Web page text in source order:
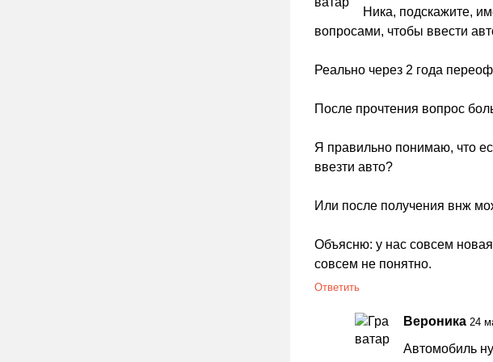
Ника, подскажите,
вопросами, чтобы ввести
Реально через 2 года
После прочтения вопрос
Я правильно понимаю, что
ввезти авто?
Или после получения внж
Объясню: у нас совсем
совсем не понятно.
Ответить
Вероника 24
Автомобиль